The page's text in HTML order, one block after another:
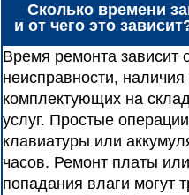
Сколько времени
и от чего это
Время ремонта зависит
неисправности,
комплектующих на
услуг. Простые
клавиатуры или
часов. Ремонт платы
попадания влаги могут